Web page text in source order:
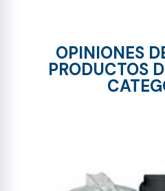
OPINIONES
PRODUCTOS